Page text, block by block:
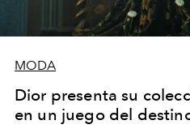
MODA
Dior presenta su
en un juego del